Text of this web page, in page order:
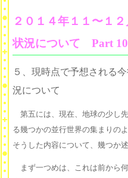
２０１４年１１〜１
状況について Part 10
５、現時点で予想される
況について
第五には、現在、地球の少し
る幾つかの並行世界の集まりの
そうした内容について、幾つか
まず一つめは、これは前から